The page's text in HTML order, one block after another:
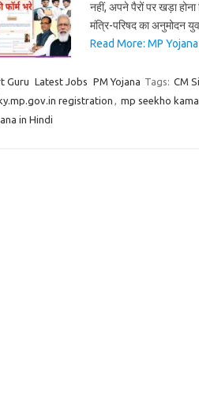
नहीं, अपने पैरों पर खड़ा
मंत्रि-परिषद का अनुमोदन
Read More: MP
Guru Latest Jobs PM Yojana Tags: CM
registration , mp seekho
in Hindi